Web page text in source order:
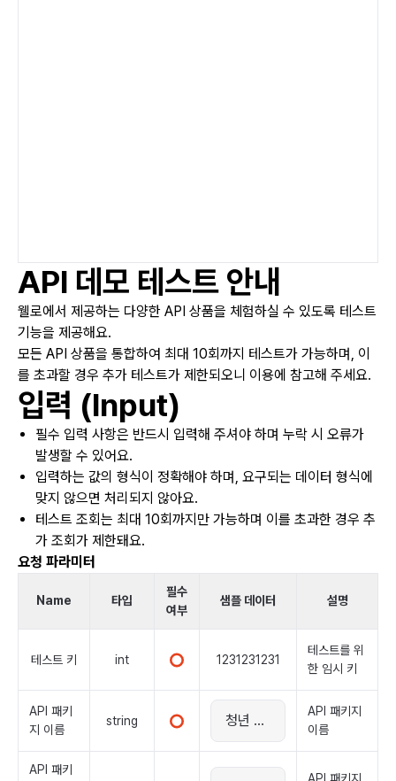
API 데모 테스트 안내
웰로에서 제공하는 다양한 API 상품을 체험하실 수 있도록 테스트
기능을 제공해요.
모든 API 상품을 통합하여 최대 10회까지 테스트가 가능하며, 이
를 초과할 경우 추가 테스트가 제한되오니 이용에 참고해 주세요.
입력 (Input)
필수 입력 사항은 반드시 입력해 주셔야 하며 누락 시 오류가
발생할 수 있어요.
입력하는 값의 형식이 정확해야 하며, 요구되는 데이터 형식에
맞지 않으면 처리되지 않아요.
테스트 조회는 최대 10회까지만 가능하며 이를 초과한 경우 추
가 조회가 제한돼요.
요청 파라미터
Name 타입
필수
여부
샘플 데이터 설명
테스트 키 int 1231231231
테스트를 위
한 임시 키
API 패키
지 이름
string
API 패키지
이름
API 패키